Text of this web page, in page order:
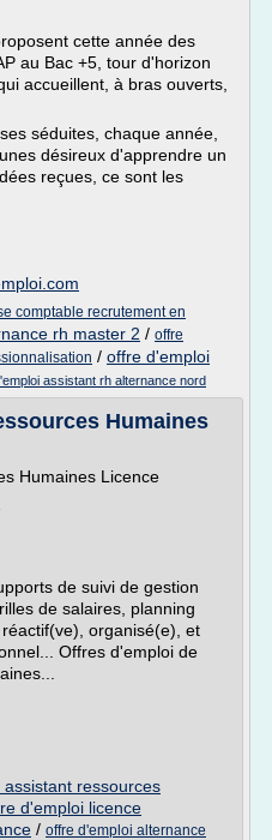
cette année des
au Bac +5, tour d'horizon
accueillent, à bras ouverts,
séduites, chaque année,
désireux d'apprendre un
reçues, ce sont les
comptable recrutement en
rh master 2 / offre
/ offre d'emploi
assistant rh alternance nord
Humaines
Humaines Licence
de suivi de gestion
de salaires, planning
organisé(e), et
Offres d'emploi de
ressources
d'emploi licence
/ offre d'emploi alternance